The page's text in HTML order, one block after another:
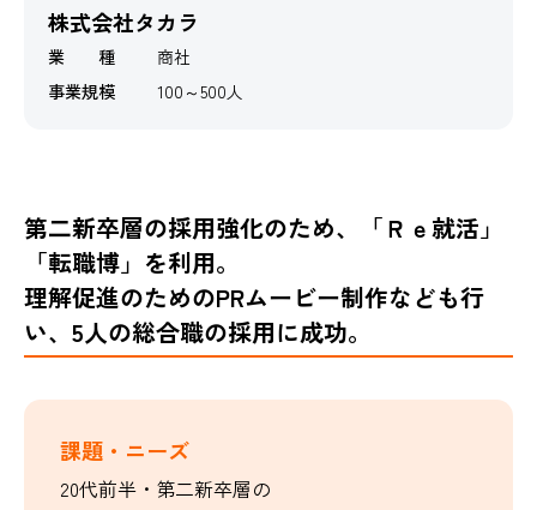
株式会社タカラ
業 種
商社
事業規模
100～500人
第二新卒層の採用強化のため、「Ｒｅ就活」
「転職博」を利用。
理解促進のためのPRムービー制作なども行
い、5人の総合職の採用に成功。
課題・ニーズ
20代前半・第二新卒層の